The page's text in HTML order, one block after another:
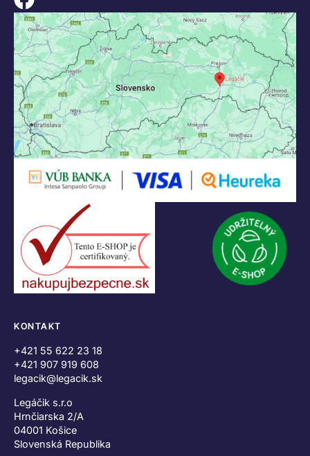
KONTAKT
+421 55 622 23 18
+421 907 919 608
legacik@legacik.sk
Legáčik s.r.o
Hrnčiarska 2/A
04001 Košice
Slovenská Republika